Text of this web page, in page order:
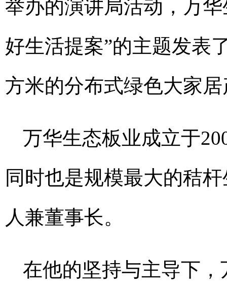
举办的演讲局活动，万
好生活提案”的主题发表
方米的分布式绿色大家
万华生态板业成立于
同时也是规模最大的秸
人兼董事长。
在他的坚持与主导下